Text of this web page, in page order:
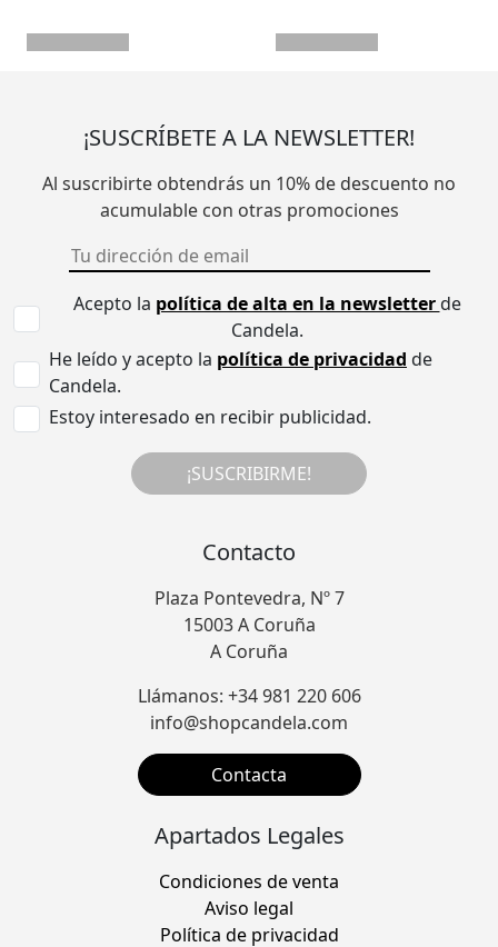
¡SUSCRÍBETE A LA NEWSLETTER!
Al suscribirte obtendrás un 10% de descuento no
acumulable con otras promociones
Acepto la política de alta en la newsletterde
Candela.
He leído y acepto la política de privacidad de
Candela.
Estoy interesado en recibir publicidad.
¡SUSCRIBIRME!
Contacto
Plaza Pontevedra, Nº 7
15003 A Coruña
A Coruña
Llámanos: +34 981 220 606
info@shopcandela.com
Contacta
Apartados Legales
Condiciones de venta
Aviso legal
Política de privacidad